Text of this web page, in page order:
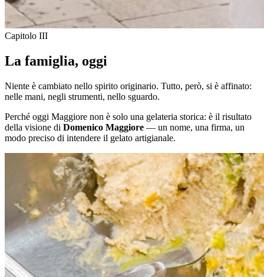
Capitolo III
La famiglia, oggi
Niente è cambiato nello spirito originario. Tutto, però, si è affinato:
nelle mani, negli strumenti, nello sguardo.
Perché oggi Maggiore non è solo una gelateria storica: è il risultato
della visione di Domenico Maggiore — un nome, una firma, un
modo preciso di intendere il gelato artigianale.